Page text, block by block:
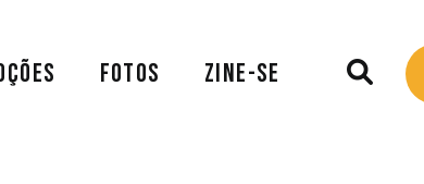
FOTOS ZINE-SE